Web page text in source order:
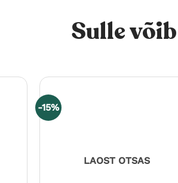
Sulle
-15%
LAOST OTSAS